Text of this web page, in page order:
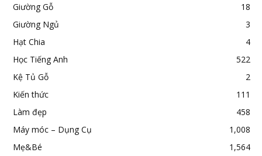
Giường Gỗ
18
Giường Ngủ
3
Hạt Chia
4
Học Tiếng Anh
522
Kệ Tủ Gỗ
2
Kiến thức
111
Làm đẹp
458
Máy móc – Dụng Cụ
1,008
Mẹ&Bé
1,564